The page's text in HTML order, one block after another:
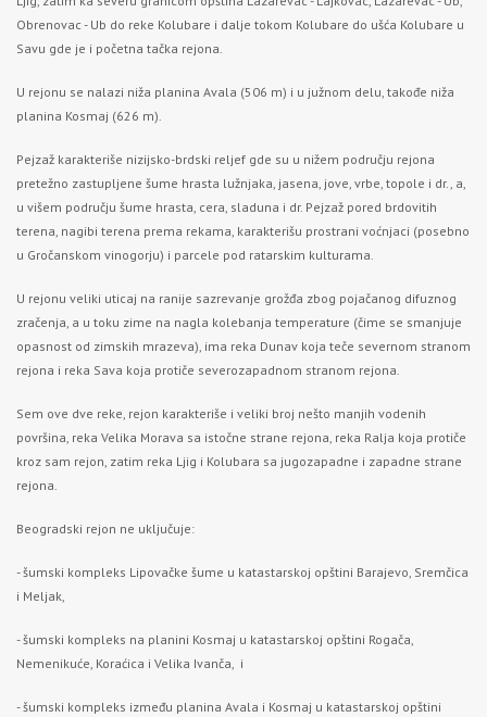
Obrenovac - Ub do reke Kolubare i dalje tokom Kolubare do ušća Kolubare u
Savu gde je i početna tačka rejona.
U rejonu se nalazi niža planina Avala (506 m) i u južnom delu, takođe niža
planina Kosmaj (626 m).
Pejzaž karakteriše nizijsko-brdski reljef gde su u nižem području rejona
pretežno zastupljene šume hrasta lužnjaka, jasena, jove, vrbe, topole i dr., a,
u višem području šume hrasta, cera, sladuna i dr. Pejzaž pored brdovitih
terena, nagibi terena prema rekama, karakterišu prostrani voćnjaci (posebno
u Gročanskom vinogorju) i parcele pod ratarskim kulturama.
U rejonu veliki uticaj na ranije sazrevanje grožđa zbog pojačanog difuznog
zračenja, a u toku zime na nagla kolebanja temperature (čime se smanjuje
opasnost od zimskih mrazeva), ima reka Dunav koja teče severnom stranom
rejona i reka Sava koja protiče severozapadnom stranom rejona.
Sem ove dve reke, rejon karakteriše i veliki broj nešto manjih vodenih
površina, reka Velika Morava sa istočne strane rejona, reka Ralja koja protiče
kroz sam rejon, zatim reka Ljig i Kolubara sa jugozapadne i zapadne strane
rejona.
Beogradski rejon ne uključuje:
- šumski kompleks Lipovačke šume u katastarskoj opštini Barajevo, Sremčica
i Meljak,
- šumski kompleks na planini Kosmaj u katastarskoj opštini Rogača,
Nemenikuće, Koraćica i Velika Ivanča, i
- šumski kompleks između planina Avala i Kosmaj u katastarskoj opštini